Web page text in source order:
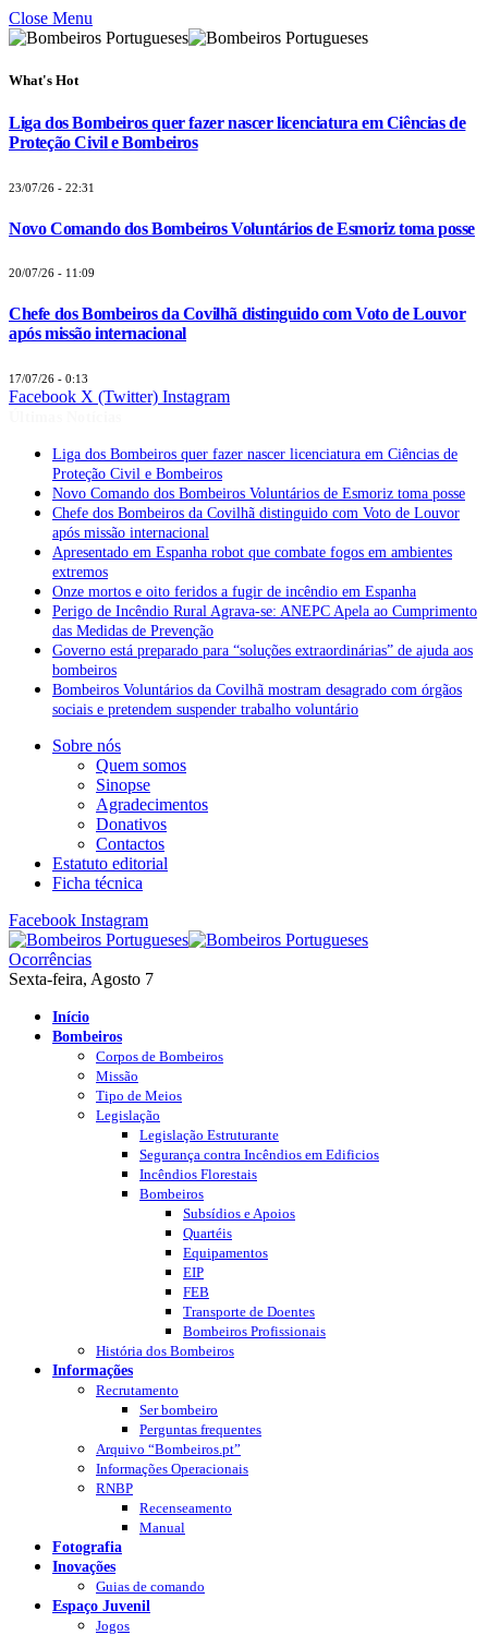
Close Menu
What's Hot
Liga dos Bombeiros quer fazer nascer licenciatura em Ciências de
Proteção Civil e Bombeiros
23/07/26 - 22:31
Novo Comando dos Bombeiros Voluntários de Esmoriz toma posse
20/07/26 - 11:09
Chefe dos Bombeiros da Covilhã distinguido com Voto de Louvor
após missão internacional
17/07/26 - 0:13
Facebook X (Twitter) Instagram
Liga dos Bombeiros quer fazer nascer licenciatura em Ciências de
Proteção Civil e Bombeiros
Novo Comando dos Bombeiros Voluntários de Esmoriz toma posse
Chefe dos Bombeiros da Covilhã distinguido com Voto de Louvor
após missão internacional
Apresentado em Espanha robot que combate fogos em ambientes
extremos
Onze mortos e oito feridos a fugir de incêndio em Espanha
Perigo de Incêndio Rural Agrava-se: ANEPC Apela ao Cumprimento
das Medidas de Prevenção
Governo está preparado para “soluções extraordinárias” de ajuda aos
bombeiros
Bombeiros Voluntários da Covilhã mostram desagrado com órgãos
sociais e pretendem suspender trabalho voluntário
Sobre nós
Quem somos
Sinopse
Agradecimentos
Donativos
Contactos
Estatuto editorial
Ficha técnica
Facebook Instagram
Ocorrências
Sexta-feira, Agosto 7
Início
Bombeiros
Corpos de Bombeiros
Missão
Tipo de Meios
Legislação
Legislação Estruturante
Segurança contra Incêndios em Edificios
Incêndios Florestais
Bombeiros
Subsídios e Apoios
Quartéis
Equipamentos
EIP
FEB
Transporte de Doentes
Bombeiros Profissionais
História dos Bombeiros
Informações
Recrutamento
Ser bombeiro
Perguntas frequentes
Arquivo “Bombeiros.pt”
Informações Operacionais
RNBP
Recenseamento
Manual
Fotografia
Inovações
Guias de comando
Espaço Juvenil
Jogos